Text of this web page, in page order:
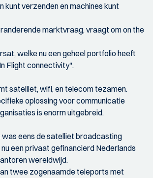
kunt verzenden en machines kunt
marktvraag, vraagt om on the
welke nu een geheel portfolio heeft
Flight connectivity".
satelliet, wifi, en telecom tezamen.
oplossing voor communicatie
is enorm uitgebreid.
eens de satelliet broadcasting
een privaat gefinancierd Nederlands
wereldwijd.
twee zogenaamde teleports met